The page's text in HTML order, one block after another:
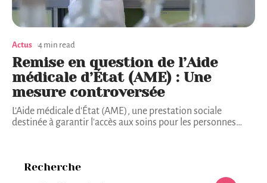
Actus 4 min read
Remise en question de l’Aide
médicale d’État (AME) : Une
mesure controversée
L'Aide médicale d'État (AME), une prestation sociale
destinée à garantir l'accès aux soins pour les personnes…
Recherche